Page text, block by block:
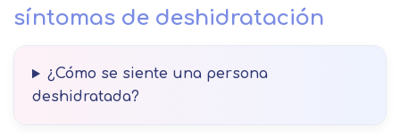
síntomas de deshidratación
¿Cómo se siente una persona
deshidratada?